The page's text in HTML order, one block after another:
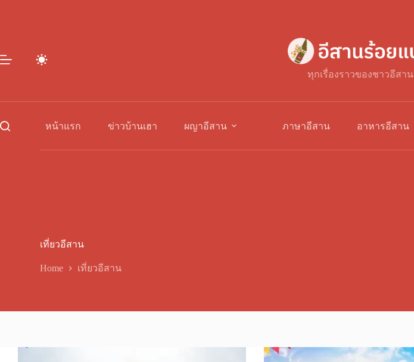
ทุกเรื่องราวของชาวอีสาน
หน้าแรก ข่าวบ้านเฮา ผญาอีสาน ภาษาอีสาน อาหารอีสาน
เที่ยวอีสาน
Home เที่ยวอีสาน